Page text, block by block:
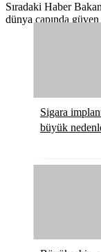
Sıradaki Haber
dünya çapında
Sigara
büyük